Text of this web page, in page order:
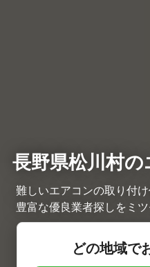
長野県松川村
難しいエアコンの取り付
豊富な優良業者探しをミ
どの地域で